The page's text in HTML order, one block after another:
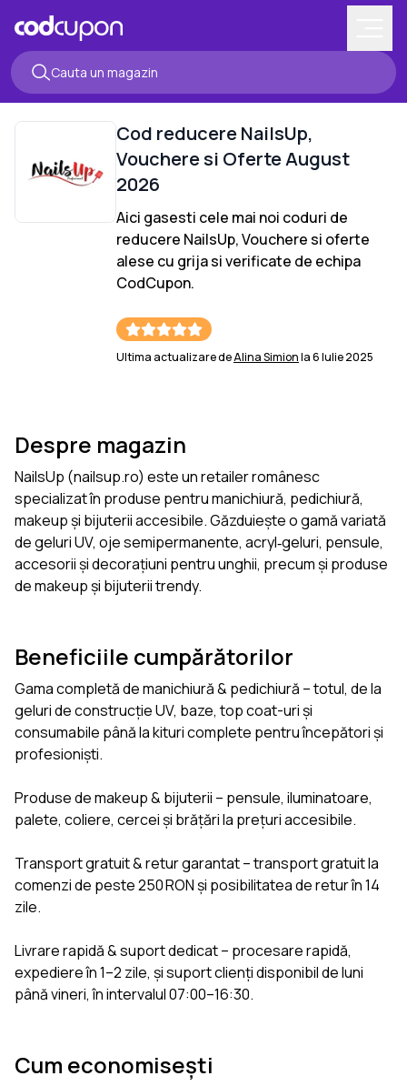
Cod reducereNailsUp,
Vouchere si OferteAugust
2026
Aici gasesti cele mai noi coduri de
reducere NailsUp, Vouchere si oferte
alese cu grija si verificate de echipa
CodCupon.
Ultima actualizare deAlina Simionla6 Iulie 2025
Despre magazin
NailsUp (nailsup.ro) este un retailer românesc
specializat în produse pentru manichiură, pedichiură,
makeup și bijuterii accesibile. Găzduiește o gamă variată
de geluri UV, oje semipermanente, acryl‑geluri, pensule,
accesorii și decorațiuni pentru unghii, precum și produse
de makeup și bijuterii trendy.
Beneficiile cumpărătorilor
Gama completă de manichiură & pedichiură – totul, de la
geluri de construcție UV, baze, top coat-uri și
consumabile până la kituri complete pentru începători și
profesioniști.
Produse de makeup & bijuterii – pensule, iluminatoare,
palete, coliere, cercei și brățări la prețuri accesibile.
Transport gratuit & retur garantat – transport gratuit la
comenzi de peste 250 RON și posibilitatea de retur în 14
zile.
Livrare rapidă & suport dedicat – procesare rapidă,
expediere în 1–2 zile, și suport clienți disponibil de luni
până vineri, în intervalul 07:00–16:30.
Cum economisești